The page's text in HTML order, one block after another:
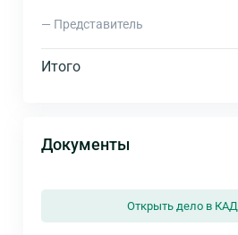
— Представитель
Итого
Документы
Открыть дело в КАД